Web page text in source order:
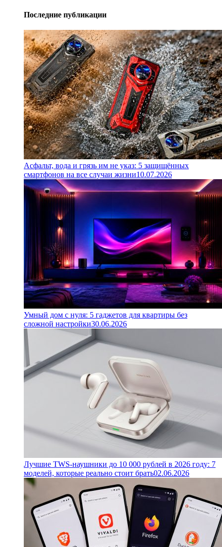
Последние публикации
Асфальт, вода и грязь им не указ: 5 защищённых
смартфонов на все случаи жизни10.07.2026
Умный дом с нуля: 5 гаджетов для квартиры без
сложной настройки30.06.2026
Лучшие TWS-наушники до 10 000 рублей в 2026 году: 7
моделей, которые реально стоит брать02.06.2026